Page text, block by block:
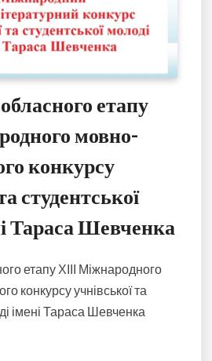
етапу
мовно-
конкурсу
студентської
Тараса Шевченка
етапу ХІІІ Міжнародного
конкурсу учнівської та
імені Тараса Шевченка